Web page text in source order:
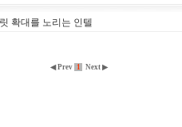
확대를 노리는 인텔
◀ Prev 1 Next ▶